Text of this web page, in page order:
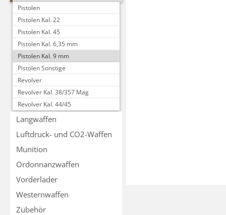
Pistolen
Pistolen Kal. 22
Pistolen Kal. 45
Pistolen Kal. 6,35 mm
Pistolen Kal. 9 mm
Pistolen Sonstige
Revolver
Revolver Kal. 38/357 Mag
Revolver Kal. 44/45
Langwaffen
Luftdruck- und CO2-Waffen
Munition
Ordonnanzwaffen
Vorderlader
Westernwaffen
Zubehör